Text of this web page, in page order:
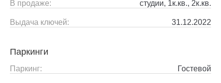
В продаже: студии, 1к.кв., 2к.кв.
Выдача ключей: 31.12.2022
Паркинги
Паркинг: Гостевой